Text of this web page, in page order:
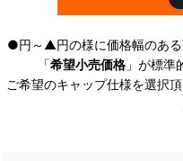
●円～▲円の様に価格幅のある
「希望小売価格 」が標準
ご希望のキャップ仕様を選択